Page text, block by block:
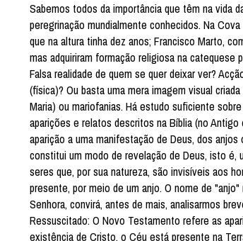
Sabemos todos da importância que têm na vida
peregrinação mundialmente conhecidos. Na
que na altura tinha dez anos; Francisco Marto,
mas adquiriram formação religiosa na catequese
Falsa realidade de quem se quer deixar ver?
(física)? Ou basta uma mera imagem visual
Maria) ou mariofanias. Há estudo suficiente
aparições e relatos descritos na Bíblia (no
aparição a uma manifestação de Deus, dos
constitui um modo de revelação de Deus, isto é,
seres que, por sua natureza, são invisíveis aos
presente, por meio de um anjo. O nome de
Senhora, convirá, antes de mais, analisarmos
Ressuscitado: O Novo Testamento refere as
existência de Cristo, o Céu está presente na